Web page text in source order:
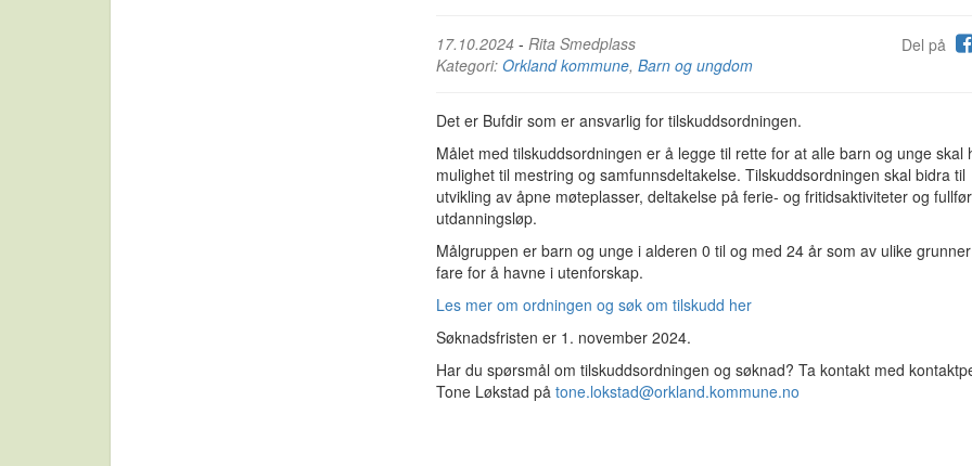
Del på
17.10.2024 - Rita Smedplass
Kategori: Orkland kommune, Barn og ungdom
Det er Bufdir som er ansvarlig for tilskuddsordningen.
Målet med tilskuddsordningen er å legge til rette for at alle barn og unge skal
mulighet til mestring og samfunnsdeltakelse. Tilskuddsordningen skal bidra til
utvikling av åpne møteplasser, deltakelse på ferie- og fritidsaktiviteter og
utdanningsløp.
Målgruppen er barn og unge i alderen 0 til og med 24 år som av ulike
fare for å havne i utenforskap.
Les mer om ordningen og søk om tilskudd her
Søknadsfristen er 1. november 2024.
Har du spørsmål om tilskuddsordningen og søknad? Ta kontakt med
Tone Løkstad på tone.lokstad@orkland.kommune.no